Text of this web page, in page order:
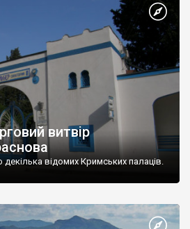
витвір
відомих Кримських палаців.